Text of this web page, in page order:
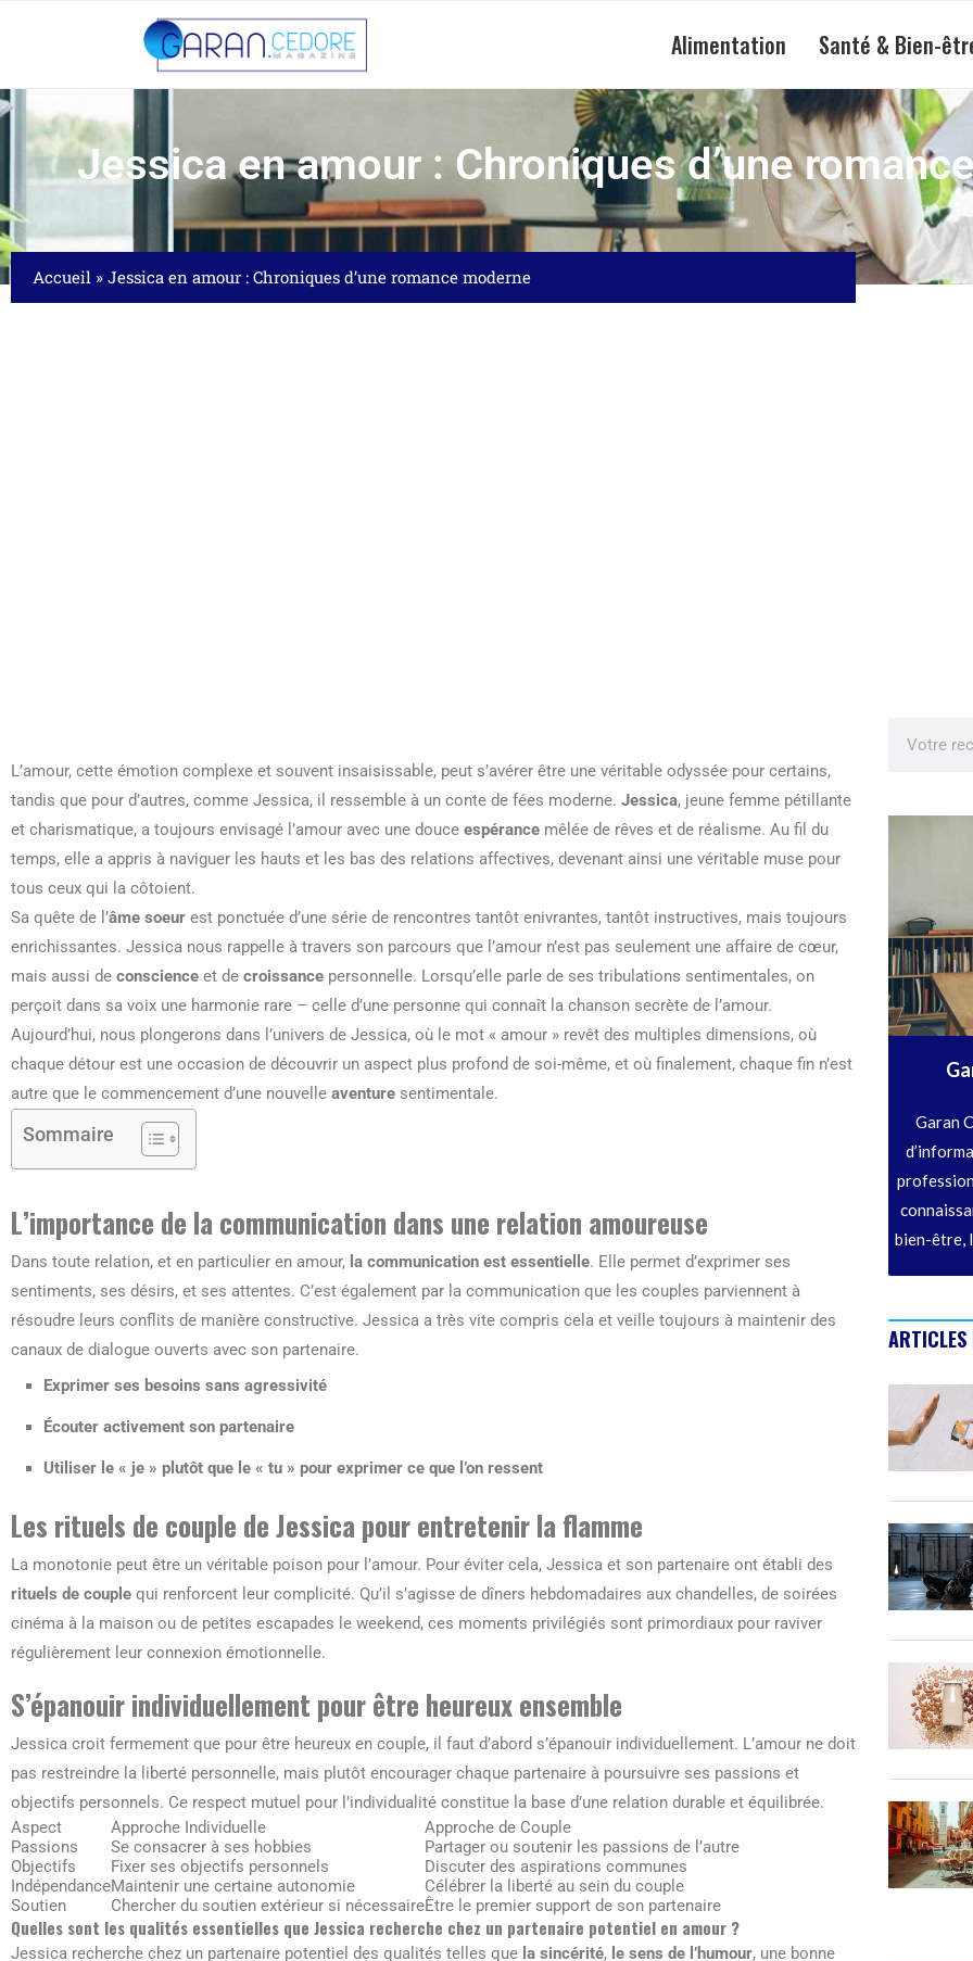
Alimentation Santé & Bien-
Jessica en amour : Chroniques d’une
Accueil » Jessica en amour : Chroniques d’une romance moderne
L’amour, cette émotion complexe et souvent insaisissable, peut s’avérer être une véritable odyssée pour certains,
tandis que pour d’autres, comme Jessica, il ressemble à un conte de fées moderne. Jessica, jeune femme pétillante
et charismatique, a toujours envisagé l’amour avec une douce espérance mêlée de rêves et de réalisme. Au fil du
temps, elle a appris à naviguer les hauts et les bas des relations affectives, devenant ainsi une véritable muse pour
tous ceux qui la côtoient.
Sa quête de l’âme soeur est ponctuée d’une série de rencontres tantôt enivrantes, tantôt instructives, mais toujours
enrichissantes. Jessica nous rappelle à travers son parcours que l’amour n’est pas seulement une affaire de cœur,
mais aussi de conscience et de croissance personnelle. Lorsqu’elle parle de ses tribulations sentimentales, on
perçoit dans sa voix une harmonie rare – celle d’une personne qui connaît la chanson secrète de l’amour.
Aujourd’hui, nous plongerons dans l’univers de Jessica, où le mot « amour » revêt des multiples dimensions, où
chaque détour est une occasion de découvrir un aspect plus profond de soi-même, et où finalement, chaque fin n’est
autre que le commencement d’une nouvelle aventure sentimentale.
Sommaire
L’importance de la communication dans une relation amoureuse
Dans toute relation, et en particulier en amour, la communication est essentielle. Elle permet d’exprimer ses
sentiments, ses désirs, et ses attentes. C’est également par la communication que les couples parviennent à
résoudre leurs conflits de manière constructive. Jessica a très vite compris cela et veille toujours à maintenir des
canaux de dialogue ouverts avec son partenaire.
Exprimer ses besoins sans agressivité
Écouter activement son partenaire
Utiliser le « je » plutôt que le « tu » pour exprimer ce que l’on ressent
Les rituels de couple de Jessica pour entretenir la flamme
La monotonie peut être un véritable poison pour l’amour. Pour éviter cela, Jessica et son partenaire ont établi des
rituels de couple qui renforcent leur complicité. Qu’il s’agisse de dîners hebdomadaires aux chandelles, de soirées
cinéma à la maison ou de petites escapades le weekend, ces moments privilégiés sont primordiaux pour raviver
régulièrement leur connexion émotionnelle.
S’épanouir individuellement pour être heureux ensemble
Jessica croit fermement que pour être heureux en couple, il faut d’abord s’épanouir individuellement. L’amour ne doit
pas restreindre la liberté personnelle, mais plutôt encourager chaque partenaire à poursuivre ses passions et
objectifs personnels. Ce respect mutuel pour l’individualité constitue la base d’une relation durable et équilibrée.
Aspect
Approche Individuelle
Approche de Couple
Passions
Se consacrer à ses hobbies
Partager ou soutenir les passions de l’autre
Objectifs
Fixer ses objectifs personnels
Discuter des aspirations communes
IndépendanceMaintenir une certaine autonomie
Célébrer la liberté au sein du couple
Soutien
Chercher du soutien extérieur si nécessaireÊtre le premier support de son partenaire
Quelles sont les qualités essentielles que Jessica recherche chez un partenaire potentiel en amour ?
Jessica recherche chez un partenaire potentiel des qualités telles que la sincérité, le sens de l’humour, une bonne
Garan
bien-être,
ARTICLES